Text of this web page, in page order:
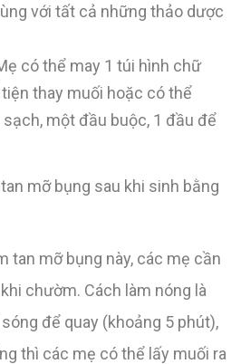
với tất cả những thảo dược
có thể may 1 túi hình chữ
thay muối hoặc có thể
một đầu buộc, 1 đầu để
mỡ bụng sau khi sinh bằng
tan mỡ bụng này, các mẹ cần
chườm. Cách làm nóng là
để quay (khoảng 5 phút),
thì các mẹ có thể lấy muối ra